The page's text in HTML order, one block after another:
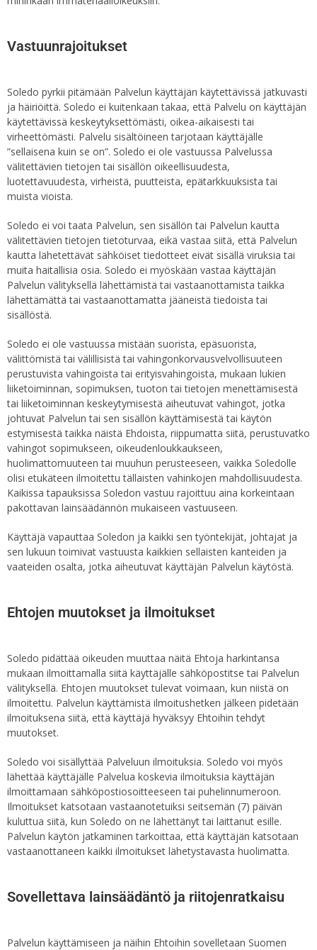
Vastuunrajoitukset
Soledo pyrkii pitämään Palvelun käyttäjän käytettävissä jatkuvasti
ja häiriöittä. Soledo ei kuitenkaan takaa, että Palvelu on käyttäjän
käytettävissä keskeytyksettömästi, oikea-aikaisesti tai
virheettömästi. Palvelu sisältöineen tarjotaan käyttäjälle
”sellaisena kuin se on”. Soledo ei ole vastuussa Palvelussa
välitettävien tietojen tai sisällön oikeellisuudesta,
luotettavuudesta, virheistä, puutteista, epätarkkuuksista tai
muista vioista.
Soledo ei voi taata Palvelun, sen sisällön tai Palvelun kautta
välitettävien tietojen tietoturvaa, eikä vastaa siitä, että Palvelun
kautta lähetettävät sähköiset tiedotteet eivät sisällä viruksia tai
muita haitallisia osia. Soledo ei myöskään vastaa käyttäjän
Palvelun välityksellä lähettämistä tai vastaanottamista taikka
lähettämättä tai vastaanottamatta jääneistä tiedoista tai
sisällöstä.
Soledo ei ole vastuussa mistään suorista, epäsuorista,
välittömistä tai välillisistä tai vahingonkorvausvelvollisuuteen
perustuvista vahingoista tai erityisvahingoista, mukaan lukien
liiketoiminnan, sopimuksen, tuoton tai tietojen menettämisestä
tai liiketoiminnan keskeytymisestä aiheutuvat vahingot, jotka
johtuvat Palvelun tai sen sisällön käyttämisestä tai käytön
estymisestä taikka näistä Ehdoista, riippumatta siitä, perustuvatko
vahingot sopimukseen, oikeudenloukkaukseen,
huolimattomuuteen tai muuhun perusteeseen, vaikka Soledolle
olisi etukäteen ilmoitettu tällaisten vahinkojen mahdollisuudesta.
Kaikissa tapauksissa Soledon vastuu rajoittuu aina korkeintaan
pakottavan lainsäädännön mukaiseen vastuuseen.
Käyttäjä vapauttaa Soledon ja kaikki sen työntekijät, johtajat ja
sen lukuun toimivat vastuusta kaikkien sellaisten kanteiden ja
vaateiden osalta, jotka aiheutuvat käyttäjän Palvelun käytöstä.
Ehtojen muutokset ja ilmoitukset
Soledo pidättää oikeuden muuttaa näitä Ehtoja harkintansa
mukaan ilmoittamalla siitä käyttäjälle sähköpostitse tai Palvelun
välityksellä. Ehtojen muutokset tulevat voimaan, kun niistä on
ilmoitettu. Palvelun käyttämistä ilmoitushetken jälkeen pidetään
ilmoituksena siitä, että käyttäjä hyväksyy Ehtoihin tehdyt
muutokset.
Soledo voi sisällyttää Palveluun ilmoituksia. Soledo voi myös
lähettää käyttäjälle Palvelua koskevia ilmoituksia käyttäjän
ilmoittamaan sähköpostiosoitteeseen tai puhelinnumeroon.
Ilmoitukset katsotaan vastaanotetuiksi seitsemän (7) päivän
kuluttua siitä, kun Soledo on ne lähettänyt tai laittanut esille.
Palvelun käytön jatkaminen tarkoittaa, että käyttäjän katsotaan
vastaanottaneen kaikki ilmoitukset lähetystavasta huolimatta.
Sovellettava lainsäädäntö ja riitojenratkaisu
Palvelun käyttämiseen ja näihin Ehtoihin sovelletaan Suomen